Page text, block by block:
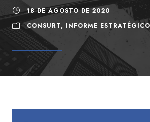
18 DE AGOSTO DE 2020
CONSURT, INFORME ESTRATÉGICO